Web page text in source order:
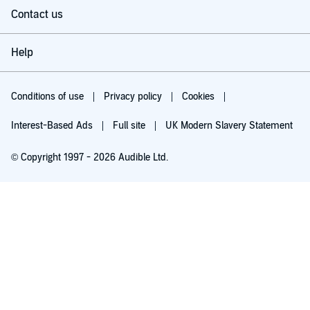
Contact us
Help
Conditions of use Privacy policy Cookies
Interest-Based Ads Full site UK Modern Slavery Statement
© Copyright 1997 - 2026 Audible Ltd.